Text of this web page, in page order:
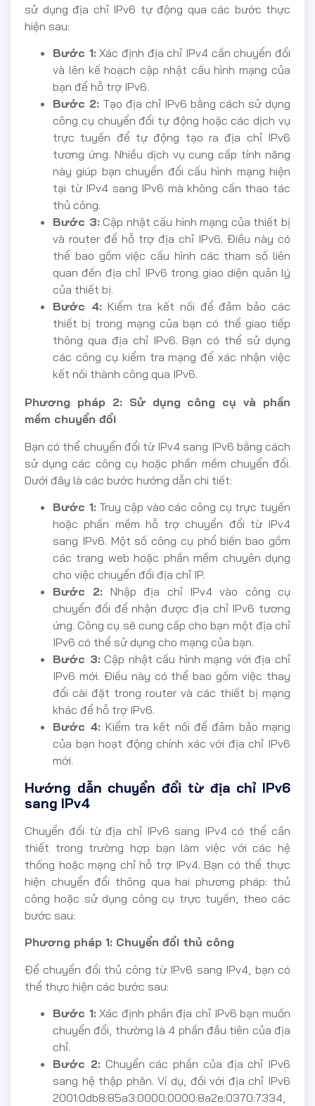
sử dụng địa chỉ IPv6 tự động qua các bước thực
hiện sau:
Bước 1: Xác định địa chỉ IPv4 cần chuyển đổi
và lên kế hoạch cập nhật cấu hình mạng của
bạn để hỗ trợ IPv6.
Bước 2: Tạo địa chỉ IPv6 bằng cách sử dụng
công cụ chuyển đổi tự động hoặc các dịch vụ
trực tuyến để tự động tạo ra địa chỉ IPv6
tương ứng. Nhiều dịch vụ cung cấp tính năng
này giúp bạn chuyển đổi cấu hình mạng hiện
tại từ IPv4 sang IPv6 mà không cần thao tác
thủ công.
Bước 3: Cập nhật cấu hình mạng của thiết bị
và router để hỗ trợ địa chỉ IPv6. Điều này có
thể bao gồm việc cấu hình các tham số liên
quan đến địa chỉ IPv6 trong giao diện quản lý
của thiết bị.
Bước 4: Kiểm tra kết nối để đảm bảo các
thiết bị trong mạng của bạn có thể giao tiếp
thông qua địa chỉ IPv6. Bạn có thể sử dụng
các công cụ kiểm tra mạng để xác nhận việc
kết nối thành công qua IPv6.
Phương pháp 2: Sử dụng công cụ và phần
mềm chuyển đổi
Bạn có thể chuyển đổi từ IPv4 sang IPv6 bằng cách
sử dụng các công cụ hoặc phần mềm chuyển đổi.
Dưới đây là các bước hướng dẫn chi tiết:
Bước 1: Truy cập vào các công cụ trực tuyến
hoặc phần mềm hỗ trợ chuyển đổi từ IPv4
sang IPv6. Một số công cụ phổ biến bao gồm
các trang web hoặc phần mềm chuyên dụng
cho việc chuyển đổi địa chỉ IP.
Bước 2: Nhập địa chỉ IPv4 vào công cụ
chuyển đổi để nhận được địa chỉ IPv6 tương
ứng. Công cụ sẽ cung cấp cho bạn một địa chỉ
IPv6 có thể sử dụng cho mạng của bạn.
Bước 3: Cập nhật cấu hình mạng với địa chỉ
IPv6 mới. Điều này có thể bao gồm việc thay
đổi cài đặt trong router và các thiết bị mạng
khác để hỗ trợ IPv6.
Bước 4: Kiểm tra kết nối để đảm bảo mạng
của bạn hoạt động chính xác với địa chỉ IPv6
mới.
Hướng dẫn chuyển đổi từ địa chỉ IPv6
sang IPv4
Chuyển đổi từ địa chỉ IPv6 sang IPv4 có thể cần
thiết trong trường hợp bạn làm việc với các hệ
thống hoặc mạng chỉ hỗ trợ IPv4. Bạn có thể thực
hiện chuyển đổi thông qua hai phương pháp: thủ
công hoặc sử dụng công cụ trực tuyến, theo các
bước sau:
Phương pháp 1: Chuyển đổi thủ công
Để chuyển đổi thủ công từ IPv6 sang IPv4, bạn có
thể thực hiện các bước sau:
Bước 1: Xác định phần địa chỉ IPv6 bạn muốn
chuyển đổi, thường là 4 phần đầu tiên của địa
chỉ.
Bước 2: Chuyển các phần của địa chỉ IPv6
sang hệ thập phân. Ví dụ, đối với địa chỉ IPv6
2001:0db8:85a3:0000:0000:8a2e:0370:7334,